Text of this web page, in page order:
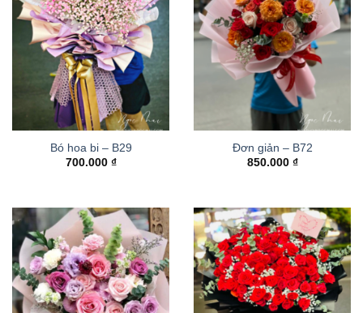
Bó hoa bi – B29
700.000 ₫
Đơn giản – B72
850.000 ₫